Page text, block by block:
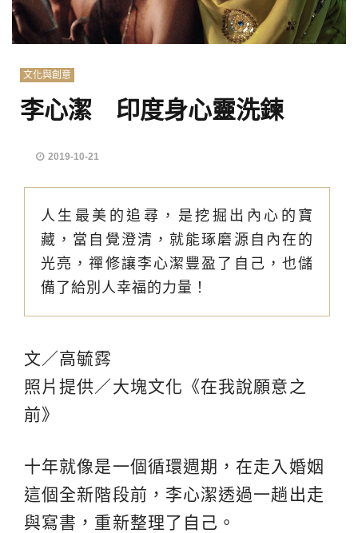
文化與創意
李心潔 印度身心靈洗鍊
2019-10-21
人生最美的追尋，是挖掘出內心的寶
藏，當自覺澄清，就能琢磨源自內在的
光亮，禪修讓李心潔豐盈了自己，也儲
備了給別人幸福的力量！
文／高毓霠
照片提供／大塊文化《在我說願意之
前》
十年就像是一個循環週期，在走入婚姻
這個全新階段前，李心潔透過一趟出走
與寫書，重新整理了自己。